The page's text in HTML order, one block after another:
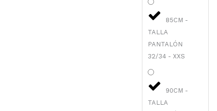
85CM -
TALLA
PANTALÓN
32/34 - XXS
90CM -
TALLA